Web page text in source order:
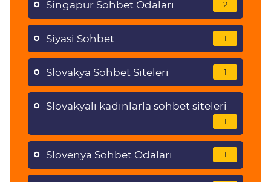
Singapur Sohbet Odaları 2
Siyasi Sohbet 1
Slovakya Sohbet Siteleri 1
Slovakyalı kadınlarla sohbet siteleri
1
Slovenya Sohbet Odaları 1